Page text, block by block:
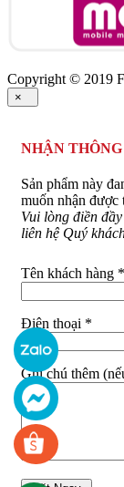
Copyright © 2019
×
NHẬN
Sản phẩm này
muốn nhận được
Vui lòng điền
liên hệ Quý
Tên khách hàng *
Điện thoại *
Ghi chú thêm